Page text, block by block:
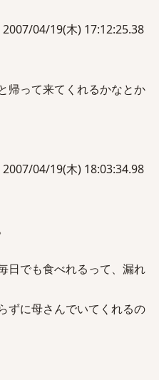
04/19(木) 17:12:25.38
帰って来てくれるかなとか
04/19(木) 18:03:34.98
日でも食べれるって、漏れ
ずに母さんでいてくれるの